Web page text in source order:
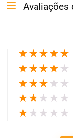
Avaliações
★★★★★
★★★★ ★
★★★ ★ ★
★★ ★ ★ ★
★ ★ ★ ★ ★